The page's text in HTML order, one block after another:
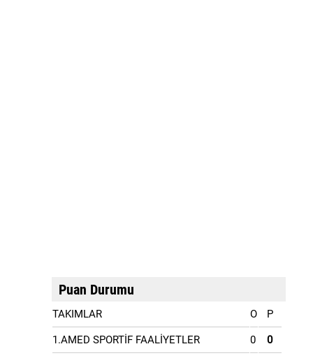
Puan Durumu
TAKIMLAR O P
1.AMED SPORTİF FAALİYETLER 0 0